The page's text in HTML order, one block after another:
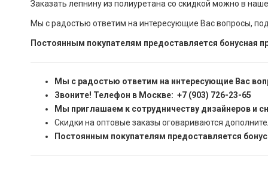
Заказать лепнину из полиуретана со скидкой можно в
Мы с радостью ответим на интересующие Вас вопросы,
Постоянным покупателям предоставляется бонусная
Мы с радостью ответим на интересующие Вас
Звоните! Телефон в Москве: +7 (903) 726-23-65
Мы приглашаем к сотрудничеству дизайнеров и
Скидки на оптовые заказы оговариваются
Постоянным покупателям предоставляется